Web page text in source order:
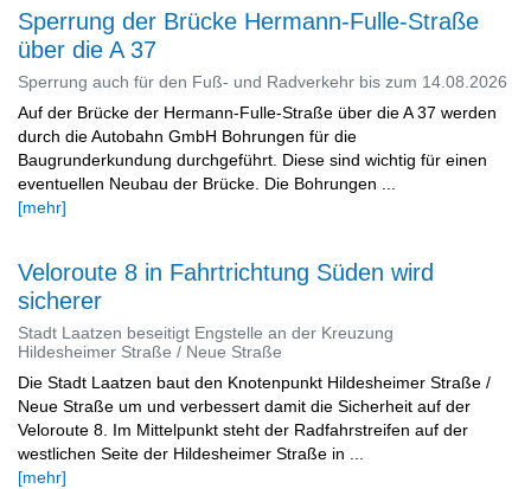
Sperrung der Brücke Hermann-Fulle-Straße
über die A 37
Sperrung auch für den Fuß- und Radverkehr bis zum 14.08.2026
Auf der Brücke der Hermann-Fulle-Straße über die A 37 werden
durch die Autobahn GmbH Bohrungen für die
Baugrunderkundung durchgeführt. Diese sind wichtig für einen
eventuellen Neubau der Brücke. Die Bohrungen ...
[mehr]
Veloroute 8 in Fahrtrichtung Süden wird
sicherer
Stadt Laatzen beseitigt Engstelle an der Kreuzung
Hildesheimer Straße / Neue Straße
Die Stadt Laatzen baut den Knotenpunkt Hildesheimer Straße /
Neue Straße um und verbessert damit die Sicherheit auf der
Veloroute 8. Im Mittelpunkt steht der Radfahrstreifen auf der
westlichen Seite der Hildesheimer Straße in ...
[mehr]